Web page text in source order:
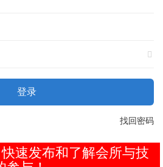
登录
找回密码
快速发布和了解会所与技